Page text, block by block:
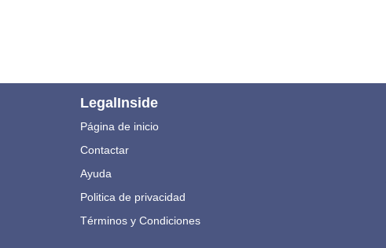
LegalInside
Página de inicio
Contactar
Ayuda
Politica de privacidad
Términos y Condiciones